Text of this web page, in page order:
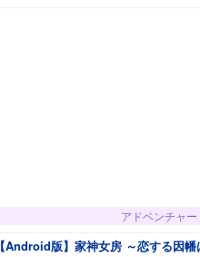
アドベンチャー
【Android版】家神女房 ～恋する因